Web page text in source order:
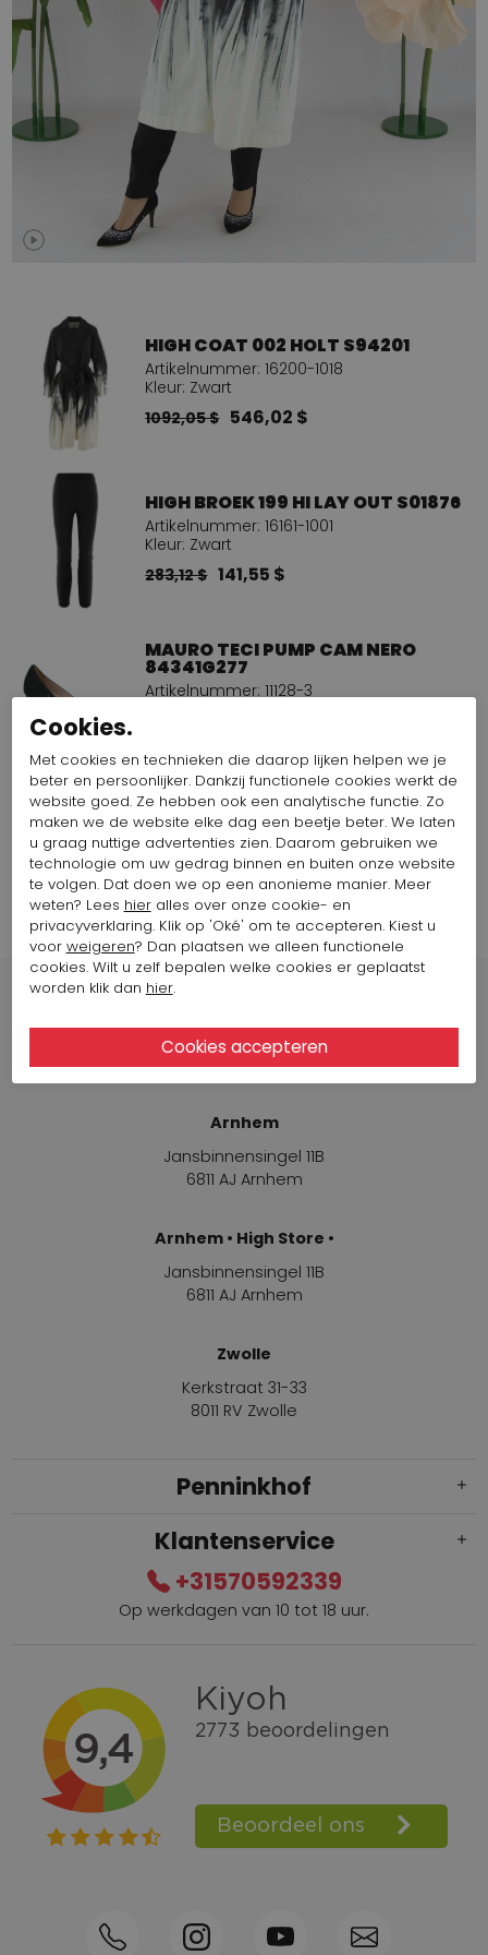
HIGH COAT 002 HOLT S94201
Artikelnummer: 16200-1018
Kleur: Zwart
1092,05 $ 546,02 $
HIGH BROEK 199 HI LAY OUT S01876
Artikelnummer: 16161-1001
Kleur: Zwart
283,12 $ 141,55 $
MAURO TECI PUMP CAM NERO
84341G277
Artikelnummer: 11128-3
Bekijk alle looks van het merk HIGH
Winkels
Arnhem
Jansbinnensingel 11B
6811 AJ Arnhem
Arnhem • High Store •
Jansbinnensingel 11B
6811 AJ Arnhem
Zwolle
Kerkstraat 31-33
8011 RV Zwolle
Penninkhof
Gratis verzending vanaf € 100,=
Bel +31570592339
Spaarpunten
Shop the Look
Telefonisch bestellen ook mogelijk
Klantenservice
+31570592339
Op werkdagen van 10 tot 18 uur.
Cookies.
Met cookies en technieken die daarop lijken helpen we je
beter en persoonlijker. Dankzij functionele cookies werkt de
website goed. Ze hebben ook een analytische functie. Zo
maken we de website elke dag een beetje beter. We laten
u graag nuttige advertenties zien. Daarom gebruiken we
technologie om uw gedrag binnen en buiten onze website
te volgen. Dat doen we op een anonieme manier. Meer
weten? Lees hieralles over onze cookie- en
privacyverklaring. Klik op 'Oké' om te accepteren. Kiest u
voor weigeren? Dan plaatsen we alleen functionele
cookies. Wilt u zelf bepalen welke cookies er geplaatst
worden klik dan hier.